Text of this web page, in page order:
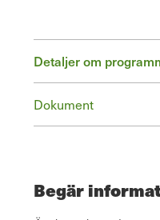
Detaljer om
Dokument
Begär